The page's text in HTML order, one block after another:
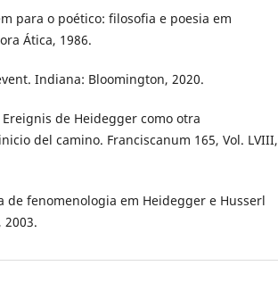
para o poético: filosofia e poesia em
Ática, 1986.
Indiana: Bloomington, 2020.
Ereignis de Heidegger como otra
del camino. Franciscanum 165, Vol. LVIII,
de fenomenologia em Heidegger e Husserl
2003.